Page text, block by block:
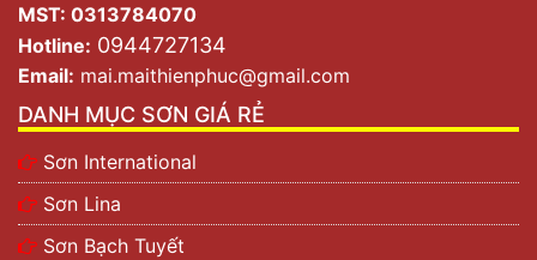
MST: 0313784070
Hotline: 0944727134
Email: mai.maithienphuc@gmail.com
DANH MỤC SƠN GIÁ RẺ
Sơn International
Sơn Lina
Sơn Bạch Tuyết